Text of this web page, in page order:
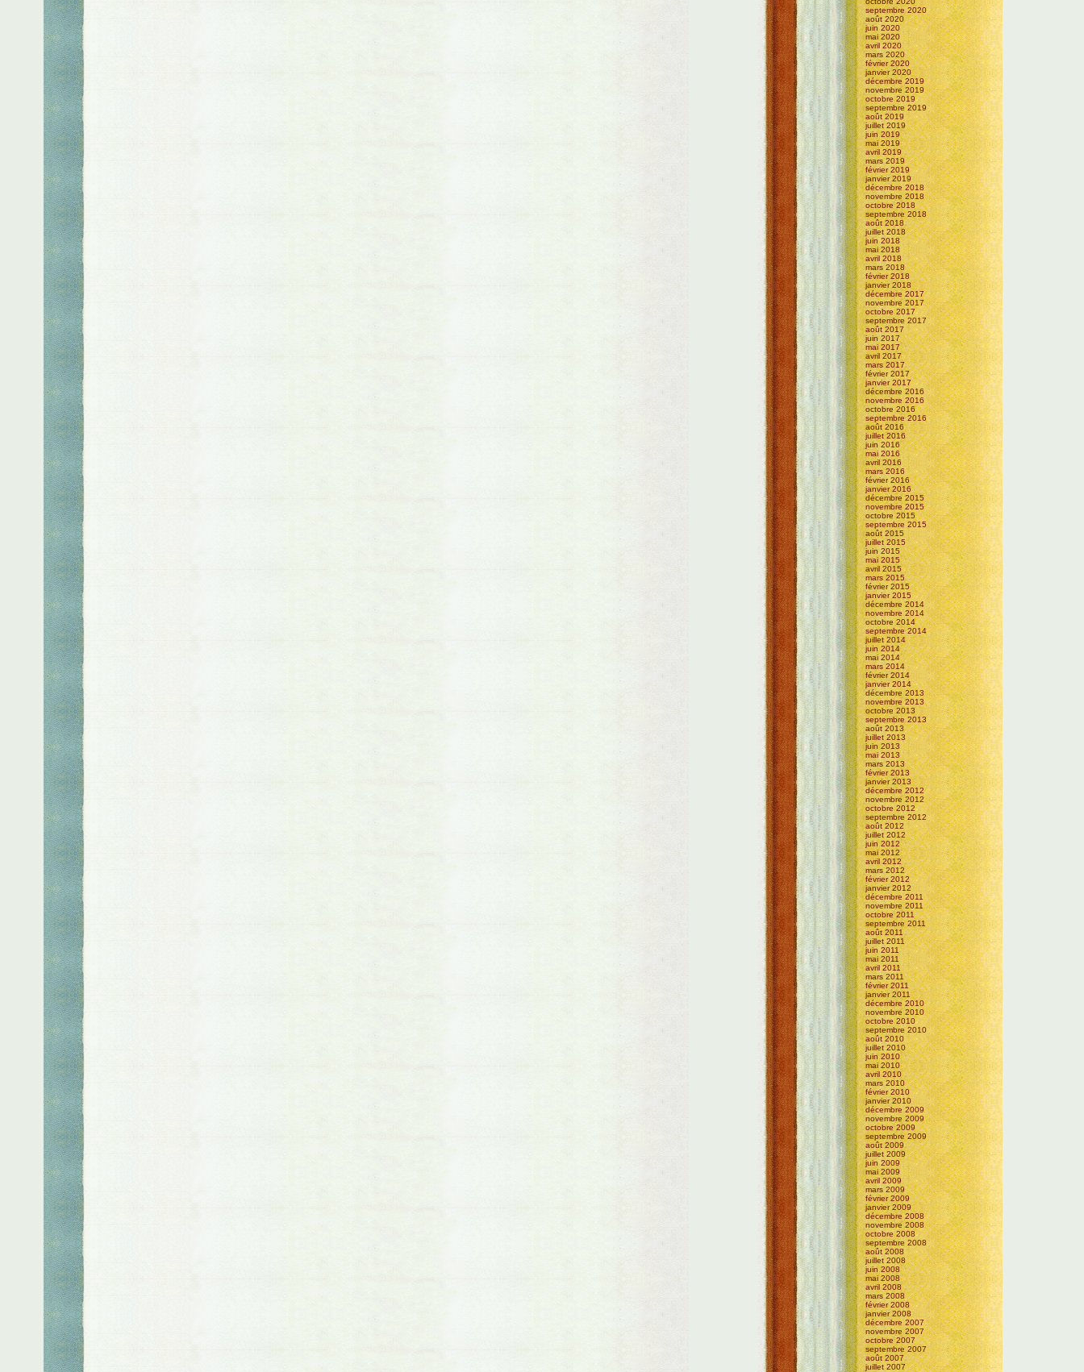
septembre 2020
août 2020
juin 2020
mai 2020
avril 2020
mars 2020
février 2020
janvier 2020
décembre 2019
novembre 2019
octobre 2019
septembre 2019
août 2019
juillet 2019
juin 2019
mai 2019
avril 2019
mars 2019
février 2019
janvier 2019
décembre 2018
novembre 2018
octobre 2018
septembre 2018
août 2018
juillet 2018
juin 2018
mai 2018
avril 2018
mars 2018
février 2018
janvier 2018
décembre 2017
novembre 2017
octobre 2017
septembre 2017
août 2017
juin 2017
mai 2017
avril 2017
mars 2017
février 2017
janvier 2017
décembre 2016
novembre 2016
octobre 2016
septembre 2016
août 2016
juillet 2016
juin 2016
mai 2016
avril 2016
mars 2016
février 2016
janvier 2016
décembre 2015
novembre 2015
octobre 2015
septembre 2015
août 2015
juillet 2015
juin 2015
mai 2015
avril 2015
mars 2015
février 2015
janvier 2015
décembre 2014
novembre 2014
octobre 2014
septembre 2014
juillet 2014
juin 2014
mai 2014
mars 2014
février 2014
janvier 2014
décembre 2013
novembre 2013
octobre 2013
septembre 2013
août 2013
juillet 2013
juin 2013
mai 2013
mars 2013
février 2013
janvier 2013
décembre 2012
novembre 2012
octobre 2012
septembre 2012
août 2012
juillet 2012
juin 2012
mai 2012
avril 2012
mars 2012
février 2012
janvier 2012
décembre 2011
novembre 2011
octobre 2011
septembre 2011
août 2011
juillet 2011
juin 2011
mai 2011
avril 2011
mars 2011
février 2011
janvier 2011
décembre 2010
novembre 2010
octobre 2010
septembre 2010
août 2010
juillet 2010
juin 2010
mai 2010
avril 2010
mars 2010
février 2010
janvier 2010
décembre 2009
novembre 2009
octobre 2009
septembre 2009
août 2009
juillet 2009
juin 2009
mai 2009
avril 2009
mars 2009
février 2009
janvier 2009
décembre 2008
novembre 2008
octobre 2008
septembre 2008
août 2008
juillet 2008
juin 2008
mai 2008
avril 2008
mars 2008
février 2008
janvier 2008
décembre 2007
novembre 2007
octobre 2007
septembre 2007
août 2007
juillet 2007